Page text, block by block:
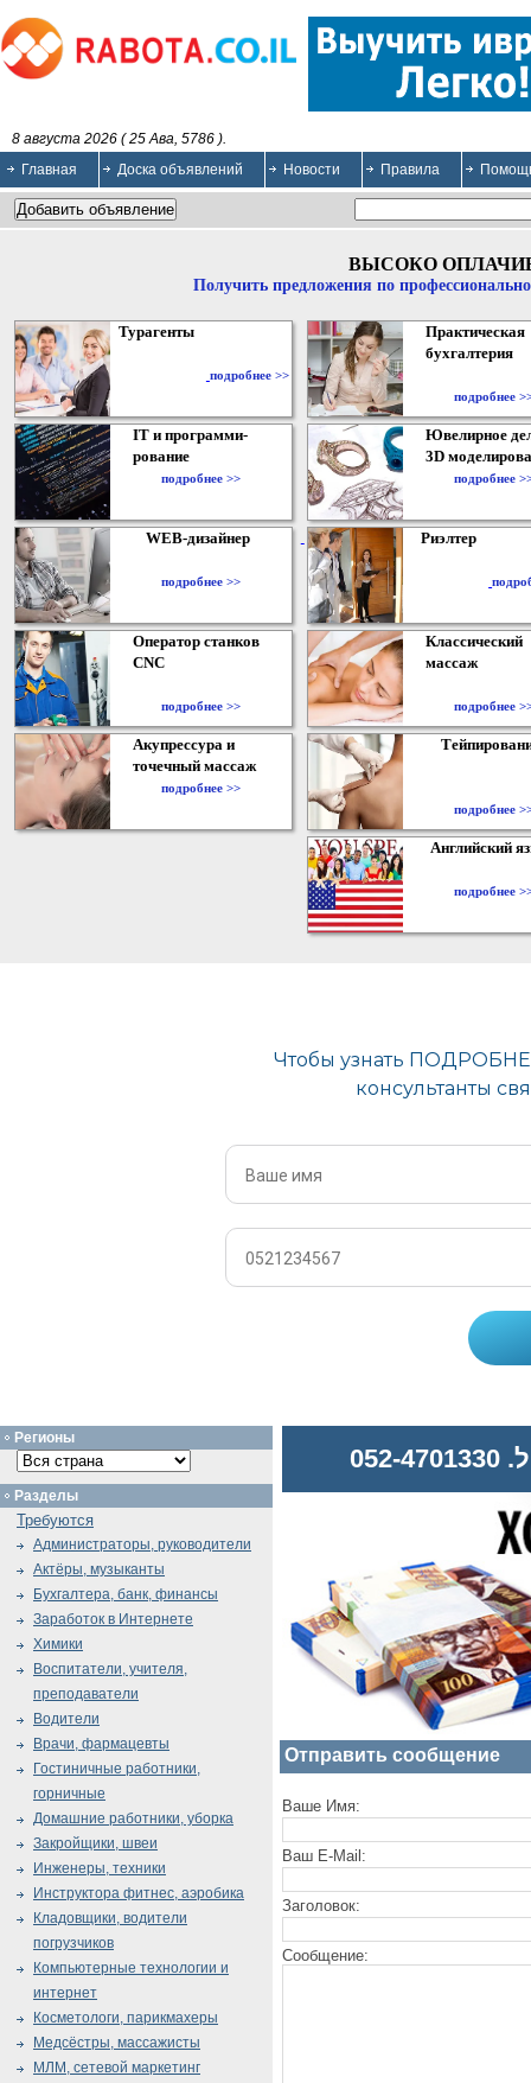
8 августа 2026 ( 25 Ава, 5786 ).
Главная
Доска объявлений Новости Правила
ВЫСОКО
Получить предложения по
Турагенты
подробнее >>
Практическая
бухгалтерия
подробнее
IT и программи-
рование
подробнее >>
Ювелирное
3D
подробнее
WEB-дизайнер
подробнее >>
Риэлтер
Оператор станков
CNC
подробнее >>
Классический
массаж
подробнее
Акупрессура и
точечный массаж
подробнее >>
подробнее
Английский
подробнее
Отправить сообщение
Ваше Имя:
Ваш E-Mail:
Заголовок:
Сообщение:
Регионы
Разделы
Требуются
Администраторы, руководители
Актёры, музыканты
Бухгалтера, банк, финансы
Заработок в Интернете
Химики
Воспитатели, учителя,
преподаватели
Водители
Врачи, фармацевты
Гостиничные работники,
горничные
Домашние работники, уборка
Закройщики, швеи
Инженеры, техники
Инструктора фитнес, аэробика
Кладовщики, водители
погрузчиков
Компьютерные технологии и
интернет
Косметологи, парикмахеры
Медсёстры, массажисты
МЛМ, сетевой маркетинг